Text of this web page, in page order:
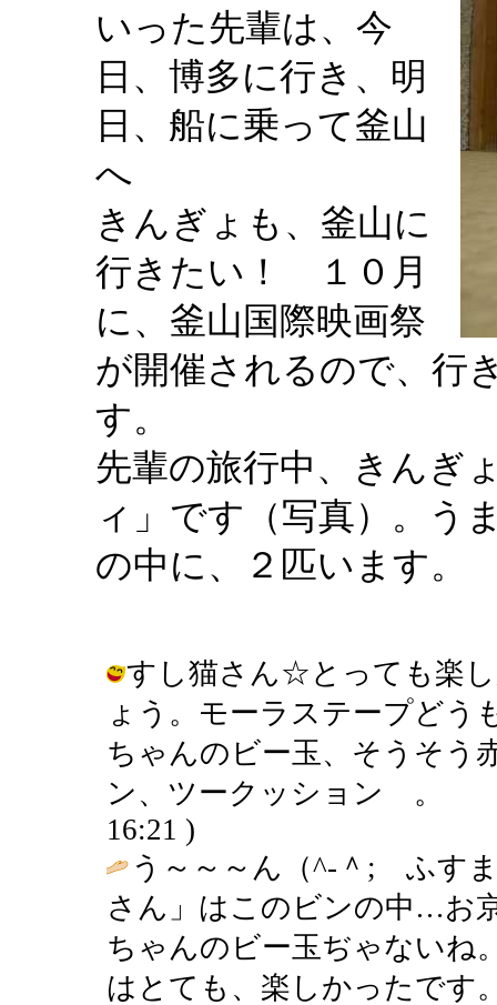
いった先輩は、今
日、博多に行き、明
日、船に乗って釜山
へ
きんぎょも、釜山に
行きたい！ １０月
に、釜山国際映画祭
が開催されるので、行
す。
先輩の旅行中、きんぎ
ィ」です（写真）。う
の中に、２匹います。
すし猫さん☆とっても楽
ょう。モーラステープどう
ちゃんのビー玉、そうそう
ン、ツークッション 。
16:21 )
う～～～ん（^-＾; ふす
さん」はこのビンの中…お
ちゃんのビー玉ぢゃないね
はとても、楽しかったです